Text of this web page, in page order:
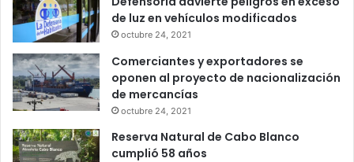
de luz en vehículos modificados
octubre 24, 2021
Comerciantes y exportadores se
oponen al proyecto de nacionalización
de mercancías
octubre 24, 2021
Reserva Natural de Cabo Blanco
cumplió 58 años